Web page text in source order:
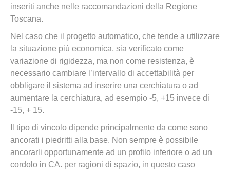
inseriti anche nelle raccomandazioni della Regione
Toscana.
Nel caso che il progetto automatico, che tende a utilizzare
la situazione più economica, sia verificato come
variazione di rigidezza, ma non come resistenza, è
necessario cambiare l’intervallo di accettabilità per
obbligare il sistema ad inserire una cerchiatura o ad
aumentare la cerchiatura, ad esempio -5, +15 invece di
-15, + 15.
Il tipo di vincolo dipende principalmente da come sono
ancorati i piedritti alla base. Non sempre è possibile
ancorarli opportunamente ad un profilo inferiore o ad un
cordolo in CA. per ragioni di spazio, in questo caso